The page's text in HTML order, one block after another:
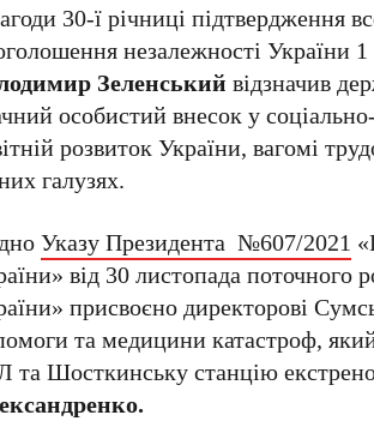
30-ї річниці підтвердження
незалежності України
Зеленський відзначив
особистий внесок у
розвиток України, вагомі
галузях.
Указу Президента №607/2021
від 30 листопада поточного
присвоєно директорові
та медицини катастроф,
та Шосткинську станцію
.